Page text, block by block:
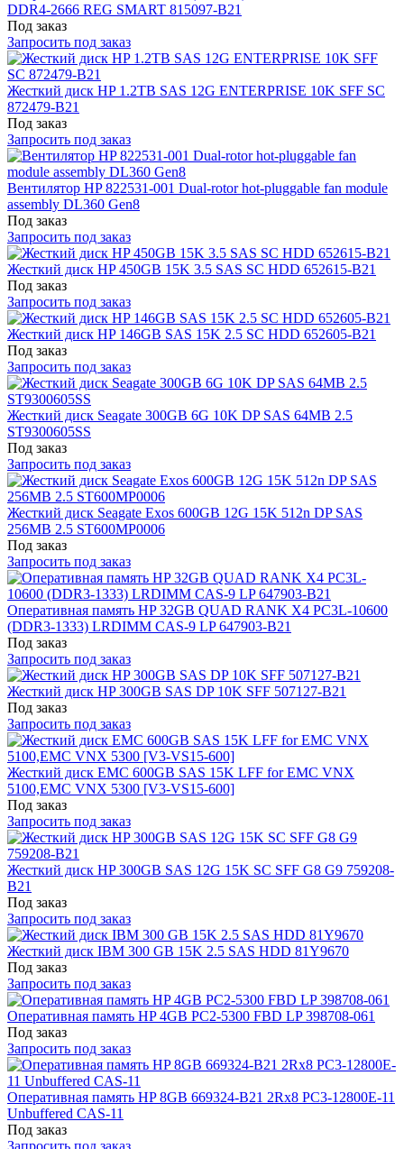
DDR4-2666 REG SMART 815097-B21
Под заказ
Запросить под заказ
Жесткий диск HP 1.2TB SAS 12G ENTERPRISE 10K SFF SC
872479-B21
Под заказ
Запросить под заказ
Вентилятор HP 822531-001 Dual-rotor hot-pluggable fan module
assembly DL360 Gen8
Под заказ
Запросить под заказ
Жесткий диск HP 450GB 15K 3.5 SAS SC HDD 652615-B21
Под заказ
Запросить под заказ
Жесткий диск HP 146GB SAS 15K 2.5 SC HDD 652605-B21
Под заказ
Запросить под заказ
Жесткий диск Seagate 300GB 6G 10K DP SAS 64MB 2.5
ST9300605SS
Под заказ
Запросить под заказ
Жесткий диск Seagate Exos 600GB 12G 15K 512n DP SAS
256MB 2.5 ST600MP0006
Под заказ
Запросить под заказ
Оперативная память HP 32GB QUAD RANK X4 PC3L-10600
(DDR3-1333) LRDIMM CAS-9 LP 647903-B21
Под заказ
Запросить под заказ
Жесткий диск HP 300GB SAS DP 10K SFF 507127-B21
Под заказ
Запросить под заказ
Жесткий диск EMC 600GB SAS 15K LFF for EMC VNX
5100,EMC VNX 5300 [V3-VS15-600]
Под заказ
Запросить под заказ
Жесткий диск HP 300GB SAS 12G 15K SC SFF G8 G9 759208-
B21
Под заказ
Запросить под заказ
Жесткий диск IBM 300 GB 15K 2.5 SAS HDD 81Y9670
Под заказ
Запросить под заказ
Оперативная память HP 4GB PC2-5300 FBD LP 398708-061
Под заказ
Запросить под заказ
Оперативная память HP 8GB 669324-B21 2Rx8 PC3-12800E-11
Unbuffered CAS-11
Под заказ
Запросить под заказ